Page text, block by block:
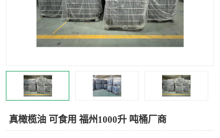
真橄榄油 可食用 福州1000升 吨桶厂商